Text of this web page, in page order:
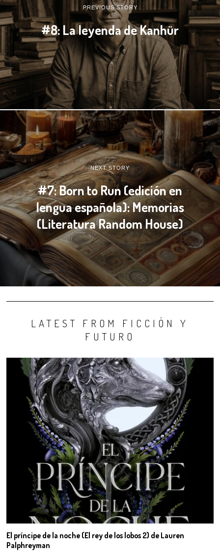
PREVIOUS STORY
#8: La leyenda de Kanhür
NEXT STORY
#7: Born to Run (edición en
lengua española): Memorias
(Literatura Random House)
LATEST FROM FICCIÓN Y
FUTURO
El príncipe de la noche (El rey de los lobos 2) de Lauren
Palphreyman